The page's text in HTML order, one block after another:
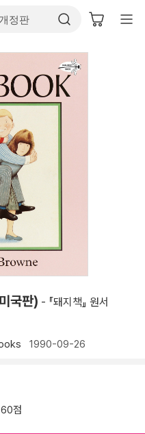
국판) - 『돼지책』 원서
1990-09-26
점